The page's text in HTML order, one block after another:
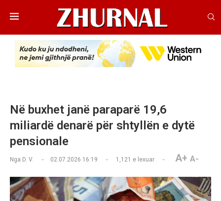
Në buxhet janë paraparë 19,6
miliardë denarë për shtyllën e dytë
pensionale
Nga D. V. 02.07.2026 16:19 1,121 e lexuar A+ A-